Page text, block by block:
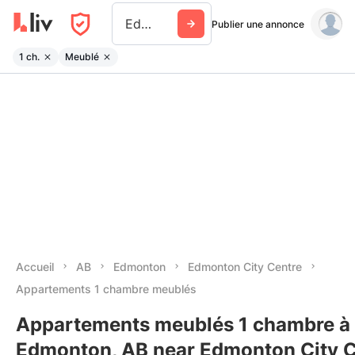
Edmonton City Centre Publier une annonce
1 ch. Meublé
Accueil AB Edmonton
Edmonton City Centre
Appartements 1 chambre meublés
Appartements meublés 1 chambre
Edmonton, AB near Edmonton City